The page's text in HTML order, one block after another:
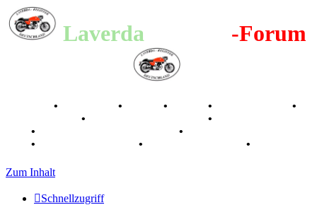
Laverda -Forum
• • • •
•
• •
• •
• • •
Zum Inhalt
Schnellzugriff